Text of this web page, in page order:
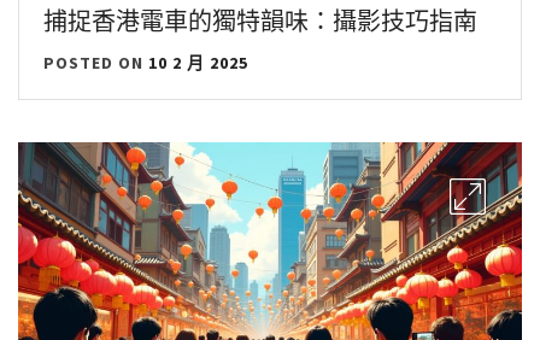
捕捉香港電車的獨特韻味：攝影技巧指南
POSTED ON 10 2 月 2025